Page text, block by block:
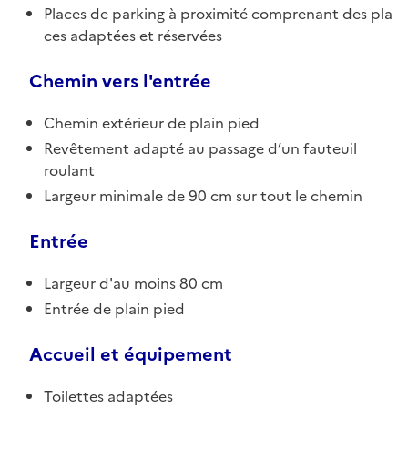
Places de parking à proximité comprenant des pla
ces adaptées et réservées
Chemin vers l'entrée
Chemin extérieur de plain pied
Revêtement adapté au passage d’un fauteuil
roulant
Largeur minimale de 90 cm sur tout le chemin
Entrée
Largeur d'au moins 80 cm
Entrée de plain pied
Accueil et équipement
Toilettes adaptées